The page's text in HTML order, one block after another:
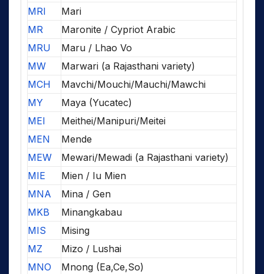
MRI
Mari
MR
Maronite / Cypriot Arabic
MRU
Maru / Lhao Vo
MW
Marwari (a Rajasthani variety)
MCH
Mavchi/Mouchi/Mauchi/Mawchi
MY
Maya (Yucatec)
MEI
Meithei/Manipuri/Meitei
MEN
Mende
MEW
Mewari/Mewadi (a Rajasthani variety)
MIE
Mien / Iu Mien
MNA
Mina / Gen
MKB
Minangkabau
MIS
Mising
MZ
Mizo / Lushai
MNO
Mnong (Ea,Ce,So)